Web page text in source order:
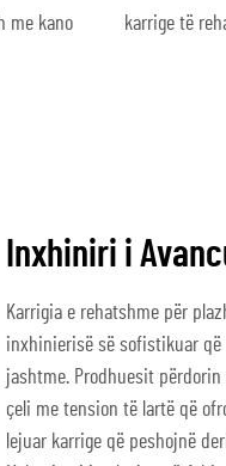
me kano karrige të
Inxhiniri i
Karrigia e rehatshme për
inxhinierisë së sofistikuar
jashtme. Prodhuesit
çeli me tension të lartë që
lejuar karrige që peshojnë